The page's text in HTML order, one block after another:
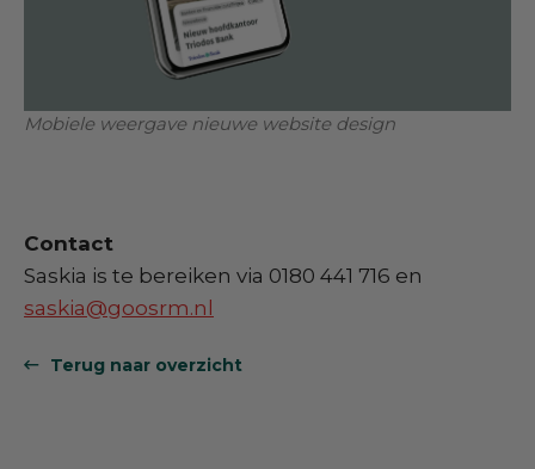
Mobiele weergave nieuwe website design
Contact
Saskia is te bereiken via 0180 441 716 en
saskia@goosrm.nl
Terug naar overzicht